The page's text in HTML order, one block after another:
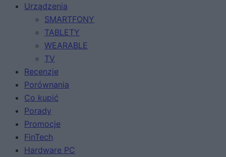
Urządzenia
SMARTFONY
TABLETY
WEARABLE
TV
Recenzje
Porównania
Co kupić
Porady
Promocje
FinTech
Hardware PC